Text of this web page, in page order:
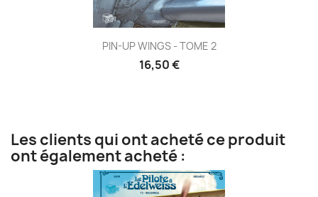
PIN-UP WINGS - TOME 2
16,50 €
Les clients qui ont acheté ce produit
ont également acheté :